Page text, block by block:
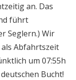
an. Das
führt
Seglern.) Wir
Abfahrtszeit
um 07:55h
Bucht!